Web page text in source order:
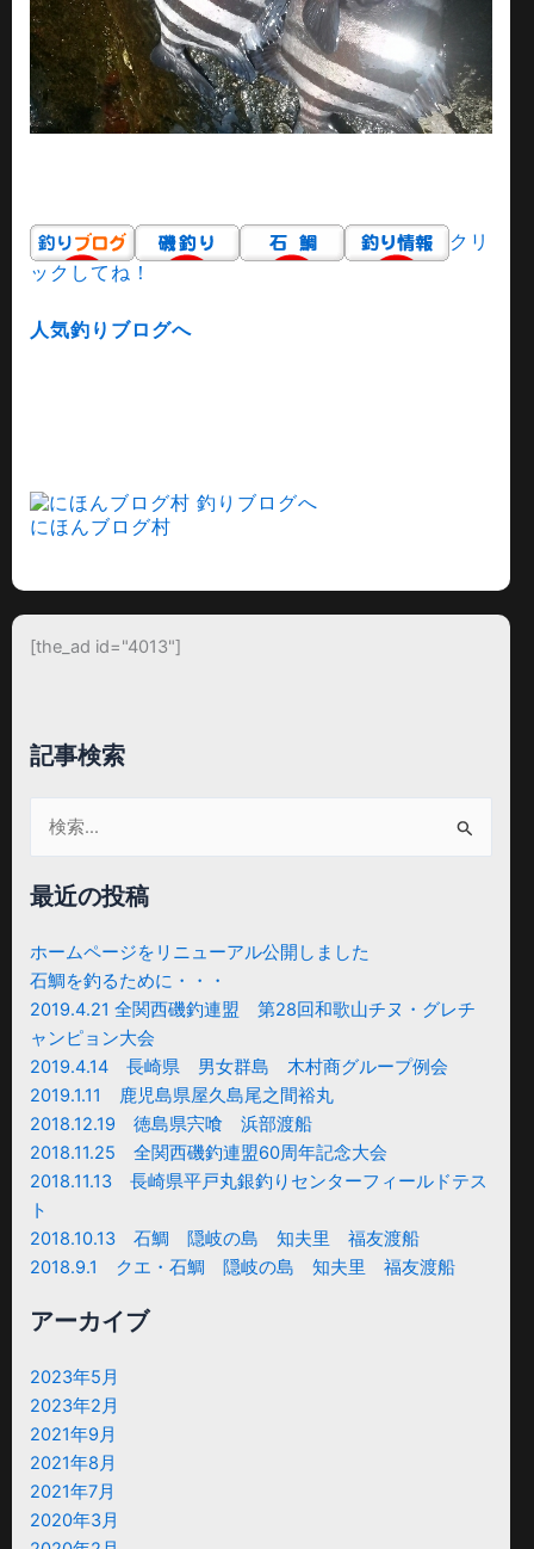
クリ
ックしてね！
人気釣りブログへ
にほんブログ村
[the_ad id="4013"]
記事検索
索
対
象:
最近の投稿
ホームページをリニューアル公開しました
石鯛を釣るために・・・
2019.4.21 全関西磯釣連盟 第28回和歌山チヌ・グレチ
ャンピョン大会
2019.4.14 長崎県 男女群島 木村商グループ例会
2019.1.11 鹿児島県屋久島尾之間裕丸
2018.12.19 徳島県宍喰 浜部渡船
2018.11.25 全関西磯釣連盟60周年記念大会
2018.11.13 長崎県平戸丸銀釣りセンターフィールドテス
ト
2018.10.13 石鯛 隠岐の島 知夫里 福友渡船
2018.9.1 クエ・石鯛 隠岐の島 知夫里 福友渡船
アーカイブ
2023年5月
2023年2月
2021年9月
2021年8月
2021年7月
2020年3月